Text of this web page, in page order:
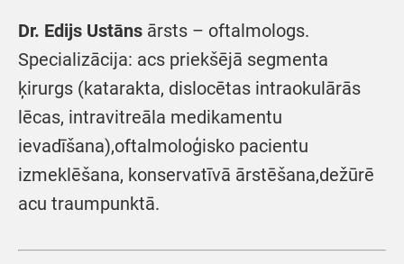
Dr. Edijs Ustāns ārsts – oftalmologs.
Specializācija: acs priekšējā segmenta
ķirurgs (katarakta, dislocētas intraokulārās
lēcas, intravitreāla medikamentu
ievadīšana),oftalmoloģisko pacientu
izmeklēšana, konservatīvā ārstēšana,dežūrē
acu traumpunktā.